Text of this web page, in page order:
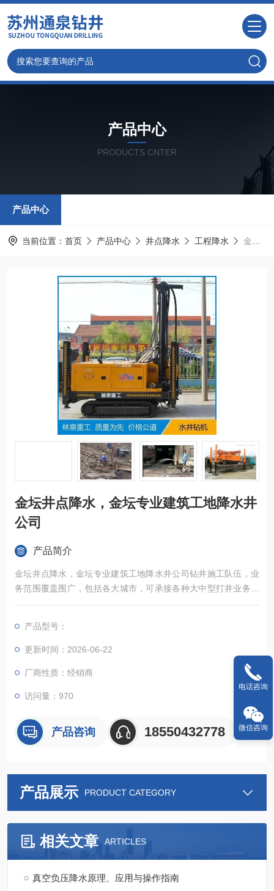
产品中心
PRODUCTS CNTER
产品中心
当前位置： 首页 产品中心 井点降水 工程降水 金坛井点降水，金坛专业建筑工地降水井公司
金坛井点降水，金坛专业建筑工地降水井
公司
产品简介
金坛井点降水，金坛专业建筑工地降水井公司钻井施工队伍，业
务范围覆盖围广，包括各大城市，可承接各种大中型打井业务，
为人民提供诚信，快速，优质，高效，平价的钻井服务，从事岩
井，通风设备降温安装工程等业务
产品型号：
更新时间：2026-06-22
厂商性质：经销商
访问量：970
产品咨询 18550432778
产品展示 PRODUCT CATEGORY
相关文章 ARTICLES
真空负压降水原理、应用与操作指南
电话咨询
微信咨询